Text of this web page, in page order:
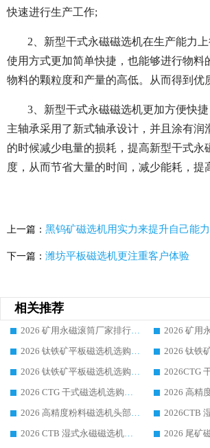
快速进行生产工作;
2、新型干式永磁磁选机在生产能力上
使用方式更加简单快捷，也能够进行物料
物料的颗粒度和产量的高低。从而得到优
3、新型干式永磁磁选机更加方便快
主轴承采用了新式轴承设计，并且涂有润
的时候减少电量的损耗，提高新型干式永
度，从而节省大量的时间，减少能耗，提
上一篇： 黑钨矿磁选机用实力来提升自己能力
下一篇： 潍坊平板磁选机更注重客户体验
相关推荐
2026 矿用永磁滚筒厂家排行榜选购干货指南 行业口碑标杆华体会手机网页版-华体会(中国) 实力出众
2026 钛铁矿平板磁选机选购全攻略 市场公认优质品牌厂家实力排行榜
2026 钛铁矿平板磁选机选购指南 行业口碑优选品牌生产企业实力排行榜
2026 CTG 干式磁选机选购指南|行业口碑靠谱生产厂家领域强者推荐
2026 高精度粉料磁选机头部厂家选购指南 行业口碑靠谱品牌推荐 领域强者华体会手机网页版-华体会(中国) 解析
2026 CTB 湿式永磁磁选机选购指南|行业口碑良好品牌推荐，领域强者华体会手机网页版-华体会(中国)